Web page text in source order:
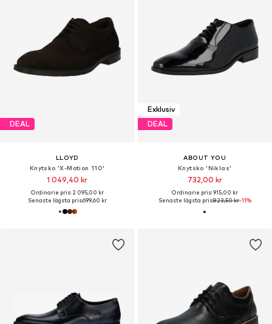
DEAL
LLOYD
Knytsko 'X-Motion 110'
1 049,40 kr
Ordinarie pris: 2 095,00 kr
Senaste lägsta pris:699,60 kr
Exklusiv
DEAL
ABOUT YOU
Knytsko 'Niklas'
732,00 kr
Ordinarie pris: 915,00 kr
Senaste lägsta pris:823,50 kr-11%